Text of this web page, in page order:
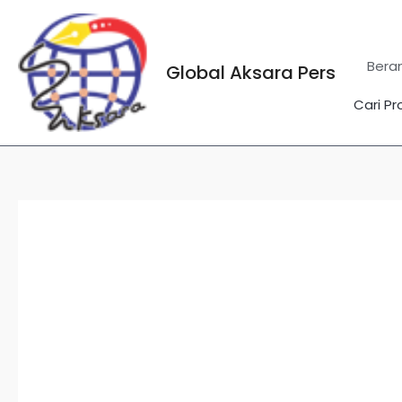
konten
Global Aksara Pers
Cari